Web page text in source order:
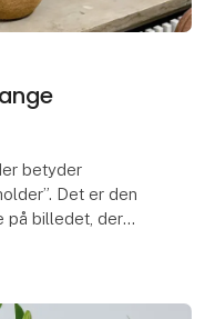
betyder
Det er den
på billedet, der